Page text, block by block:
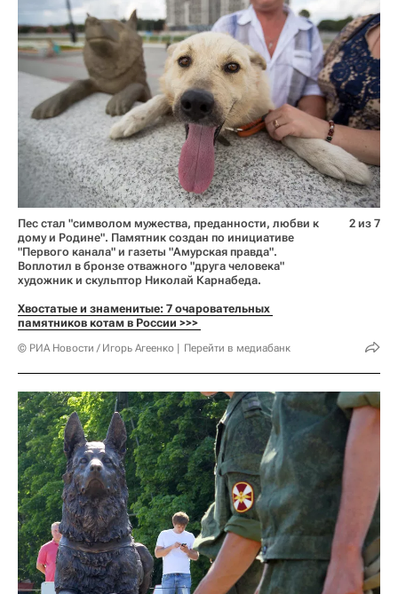
Пес стал "символом мужества, преданности, любви к
дому и Родине". Памятник создан по инициативе
"Первого канала" и газеты "Амурская правда".
Воплотил в бронзе отважного "друга человека"
художник и скульптор Николай Карнабеда.
Хвостатые и знаменитые: 7 очаровательных
памятников котам в России >>>
© РИА Новости / Игорь Агеенко Перейти в медиабанк
2 из 7